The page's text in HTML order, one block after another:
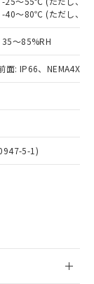
-40～80℃ (ただし、氷
～85%RH
面: IP66、NEMA4X,
5-1)
I-Web
必要が
社にご
当社
社の製
取
ること
情報
同利
法人を
るこ
書
明す
了
お問